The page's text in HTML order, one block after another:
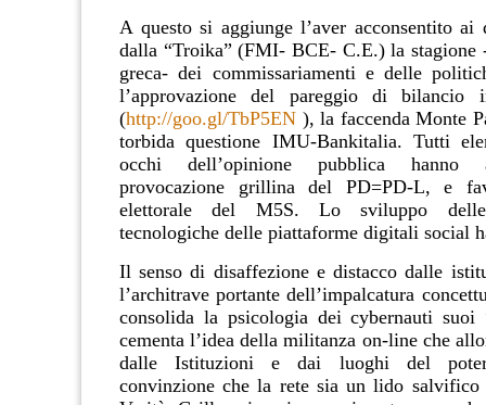
A questo si aggiunge l’aver acconsentito ai
dalla “Troika” (FMI- BCE- C.E.) la stagione
greca- dei commissariamenti e delle
l’approvazione del pareggio di bilancio
(http://goo.gl/TbP5EN ), la faccenda Monte
torbida questione IMU-Bankitalia. Tutti
occhi dell’opinione pubblica hanno
provocazione grillina del PD=PD-L, e
elettorale del M5S. Lo sviluppo delle
tecnologiche delle piattaforme digitali social
Il senso di disaffezione e distacco dalle
l’architrave portante dell’impalcatura
consolida la psicologia dei cybernauti suoi
cementa l’idea della militanza on-line che
dalle Istituzioni e dai luoghi del
convinzione che la rete sia un lido salvifico